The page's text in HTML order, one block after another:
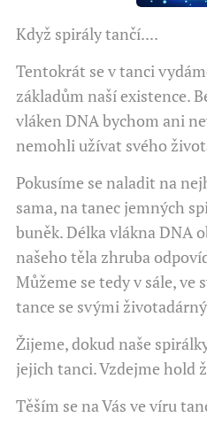
Když spirály tančí....
Tentokrát se v tanci
základům naší existence.
vláken DNA bychom ani
nemohli užívat svého
Pokusíme se naladit na
sama, na tanec jemných
buněk. Délka vlákna DNA
našeho těla zhruba
Můžeme se tedy v sále, ve
tance se svými
Žijeme, dokud naše
jejich tanci. Vzdejme hold
Těším se na Vás ve víru